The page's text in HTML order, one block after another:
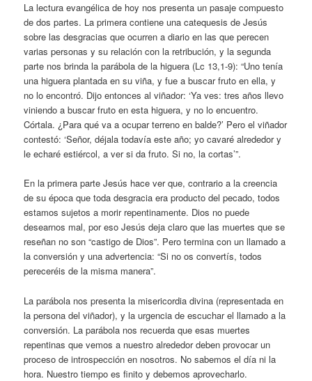
La lectura evangélica de hoy nos presenta un pasaje compuesto
de dos partes. La primera contiene una catequesis de Jesús
sobre las desgracias que ocurren a diario en las que perecen
varias personas y su relación con la retribución, y la segunda
parte nos brinda la parábola de la higuera (Lc 13,1-9): “Uno tenía
una higuera plantada en su viña, y fue a buscar fruto en ella, y
no lo encontró. Dijo entonces al viñador: ‘Ya ves: tres años llevo
viniendo a buscar fruto en esta higuera, y no lo encuentro.
Córtala. ¿Para qué va a ocupar terreno en balde?’ Pero el viñador
contestó: ‘Señor, déjala todavía este año; yo cavaré alrededor y
le echaré estiércol, a ver si da fruto. Si no, la cortas’”.
En la primera parte Jesús hace ver que, contrario a la creencia
de su época que toda desgracia era producto del pecado, todos
estamos sujetos a morir repentinamente. Dios no puede
desearnos mal, por eso Jesús deja claro que las muertes que se
reseñan no son “castigo de Dios”. Pero termina con un llamado a
la conversión y una advertencia: “Si no os convertís, todos
pereceréis de la misma manera”.
La parábola nos presenta la misericordia divina (representada en
la persona del viñador), y la urgencia de escuchar el llamado a la
conversión. La parábola nos recuerda que esas muertes
repentinas que vemos a nuestro alrededor deben provocar un
proceso de introspección en nosotros. No sabemos el día ni la
hora. Nuestro tiempo es finito y debemos aprovecharlo.